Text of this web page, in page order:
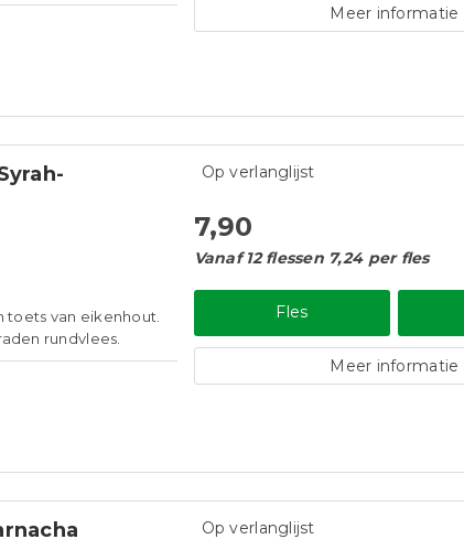
Meer informatie
van eikenhout.
rundvlees.
Op verlanglijst
7,90
Vanaf 12 flessen 7,24 per fles
Fles
Meer informatie
Op verlanglijst